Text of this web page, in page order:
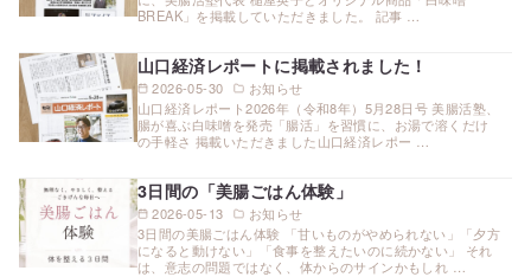
BREAK」を掲載していただきました。 記事 …
2026-05-30 お知らせ
山口経済レポートに掲載されました！
山口経済レポート2026年（令和8年）5月28日号 美腸活塾、
腸が喜ぶ白味噌を発売「腸活」を習慣に、お湯で溶くだけ
の手軽さ 掲載いただきました山口経済レポー …
2026-05-13 お知らせ
3日間の「美腸ごはん体験」
3日間の美腸ごはん体験 「甘いものがやめられない」「夕方
になると動けない」「食事を整えたいのに続かない」 それ
は、意志の問題ではなく、体からのサインかもしれ …